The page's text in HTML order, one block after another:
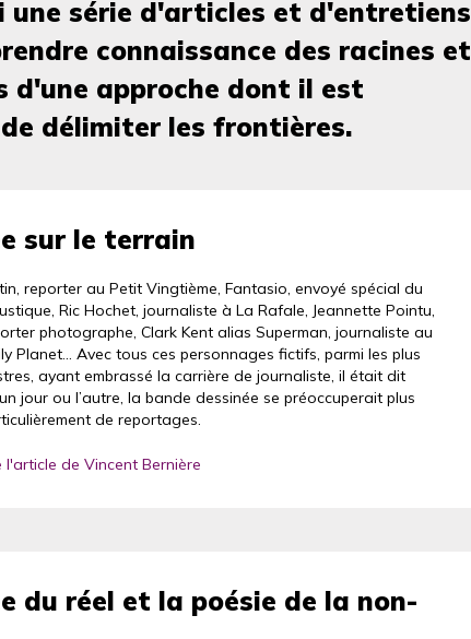
une série d'articles et d'entretiens
connaissance des racines et
d'une approche dont il est
délimiter les frontières.
sur le terrain
reporter au Petit Vingtième, Fantasio, envoyé spécial du
Ric Hochet, journaliste à La Rafale, Jeannette Pointu,
photographe, Clark Kent alias Superman, journaliste au
Planet... Avec tous ces personnages fictifs, parmi les plus
ayant embrassé la carrière de journaliste, il était dit
jour ou l’autre, la bande dessinée se préoccuperait plus
de reportages.
l'article de Vincent Bernière
du réel et la poésie de la non-